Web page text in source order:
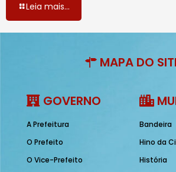
Leia mais...
MAPA DO
GOVERNO
A Prefeitura
O Prefeito
O Vice-Prefeito
Bandeira
Hino da
História